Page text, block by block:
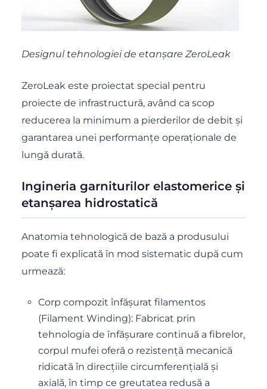
Designul tehnologiei de etanșare ZeroLeak
ZeroLeak este proiectat special pentru
proiecte de infrastructură, având ca scop
reducerea la minimum a pierderilor de debit și
garantarea unei performanțe operaționale de
lungă durată.
Ingineria garniturilor elastomerice și
etanșarea hidrostatică
Anatomia tehnologică de bază a produsului
poate fi explicată în mod sistematic după cum
urmează:
Corp compozit înfășurat filamentos
(Filament Winding): Fabricat prin
tehnologia de înfășurare continuă a fibrelor,
corpul mufei oferă o rezistență mecanică
ridicată în direcțiile circumferențială și
axială, în timp ce greutatea redusă a